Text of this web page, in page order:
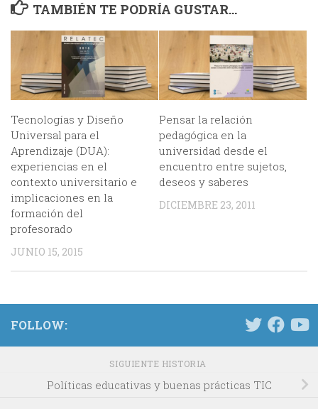
TAMBIÉN TE PODRÍA GUSTAR...
Tecnologías y Diseño
Universal para el
Aprendizaje (DUA):
experiencias en el
contexto universitario e
implicaciones en la
formación del
profesorado
JUNIO 15, 2015
Pensar la relación
pedagógica en la
universidad desde el
encuentro entre sujetos,
deseos y saberes
DICIEMBRE 23, 2011
FOLLOW:
SIGUIENTE HISTORIA
Políticas educativas y buenas prácticas TIC